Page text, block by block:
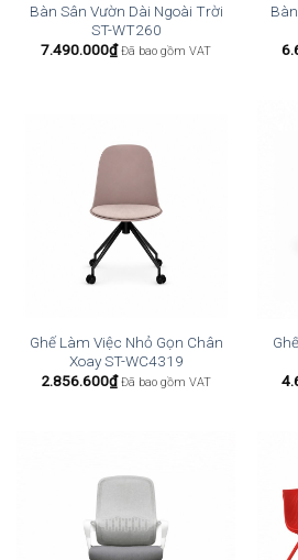
Bàn Sân Vườn Dài Ngoài Trời
ST-WT260
7.490.000₫ Đã bao gồm VAT
Ghế Làm Việc Nhỏ Gọn Chân
Xoay ST-WC4319
2.856.600₫ Đã bao gồm VAT